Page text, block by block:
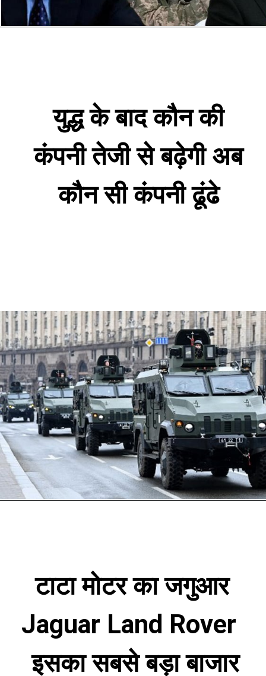
युद्ध के बाद कौन की
कंपनी तेजी से बढ़ेगी अब
कौन सी कंपनी ढूंढे
टाटा मोटर का जगुआर
Jaguar Land Rover
इसका सबसे बड़ा बाजार